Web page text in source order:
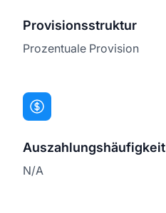
Provisionsstruktur
Prozentuale Provision
Auszahlungshäufigkeit
N/A